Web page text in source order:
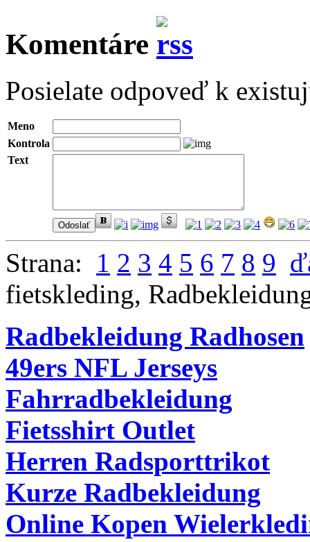
Komentáre
Posielate odpoveď k
Meno
Kontrola
Text
Strana: 1 2 3 4 5 6 7 8 9
fietskleding,
Radbekleidung Radhosen
49ers NFL Jerseys
Fahrradbekleidung
Fietsshirt Outlet
Herren Radsporttrikot
Kurze Radbekleidung
Online Kopen